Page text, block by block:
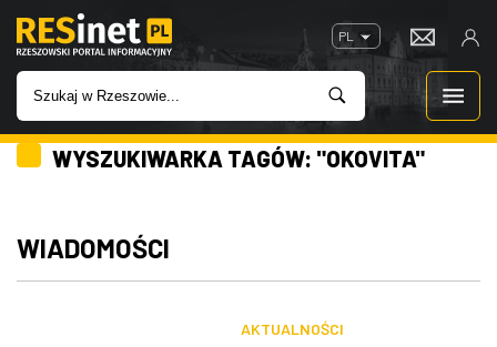
PL
WIADOMOŚCI
INWESTYCJE
WYSZUKIWARKA TAGÓW: "OKOVITA"
WIADOMOŚCI
AKTUALNOŚCI